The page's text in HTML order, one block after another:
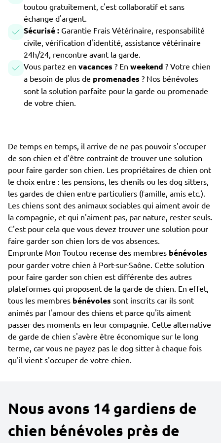
toutou gratuitement, c'est collaboratif et sans
échange d'argent.
Sécurisé : Garantie Frais Vétérinaire, responsabilité
civile, vérification d'identité, assistance vétérinaire
24h/24, rencontre avant la garde.
Vous partez en vacances ? En weekend ? Votre chien
a besoin de plus de promenades ? Nos bénévoles
sont la solution parfaite pour la garde ou promenade
de votre chien.
De temps en temps, il arrive de ne pas pouvoir s'occuper
de son chien et d'être contraint de trouver une solution
pour faire garder son chien. Les propriétaires de chien ont
le choix entre : les pensions, les chenils ou les dog sitters,
les gardes de chien entre particuliers (famille, amis etc.).
Les chiens sont des animaux sociables qui aiment avoir de
la compagnie, et qui n'aiment pas, par nature, rester seuls.
C'est pour cela que vous devez trouver une solution pour
faire garder son chien lors de vos absences.
Emprunte Mon Toutou recense des membres bénévoles
pour garder votre chien à Port-sur-Saône. Cette solution
pour faire garder son chien est différente des autres
plateformes qui proposent de la garde de chien. En effet,
tous les membres bénévoles sont inscrits car ils sont
animés par l'amour des chiens et parce qu'ils aiment
passer des moments en leur compagnie. Cette alternative
de garde de chien s'avère être économique sur le long
terme, car vous ne payez pas le dog sitter à chaque fois
qu'il vient s'occuper de votre chien.
Nous avons 14 gardiens de
chien bénévoles près de